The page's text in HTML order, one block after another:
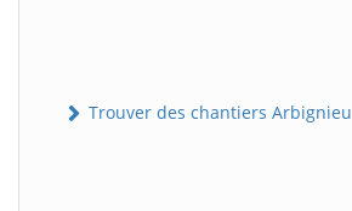
Trouver des chantiers Arbignieu